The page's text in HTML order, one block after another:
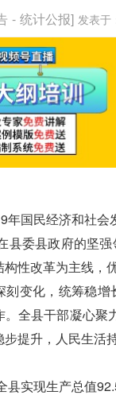
- 统计公报] 发表于
国民经济和社会
委县政府的坚强
性改革为主线，
刻变化，统筹稳
。全县干部凝心聚
提升，人民生活
实现生产总值